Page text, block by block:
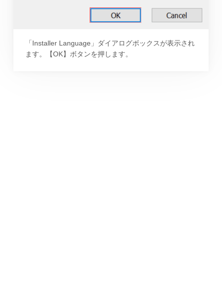
「Installer Language」ダイアログボックスが表示され
ます。【OK】ボタンを押します。